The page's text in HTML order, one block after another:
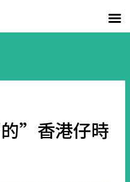
”香港仔時